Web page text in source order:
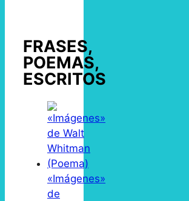
FRASES,
POEMAS,
ESCRITOS
«Imágenes»
de